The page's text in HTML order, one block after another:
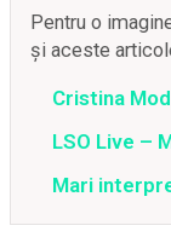
Pentru o
și aceste
Cristina
LSO Live –
Mari